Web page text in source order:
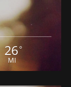
26 °
MI